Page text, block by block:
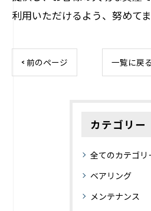
利用いただけるよう、努めてま
< 前のページ 一覧に戻る
カテゴリー
全てのカテゴリ
ベアリング
メンテナンス